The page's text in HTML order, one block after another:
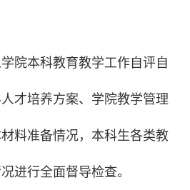
院本科教育教学工作自评自
才培养方案、学院教学管理
料准备情况，本科生各类教
进行全面督导检查。